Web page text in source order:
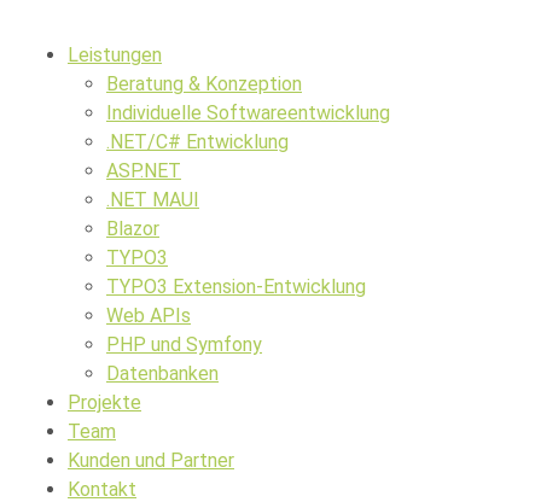
Leistungen
Beratung & Konzeption
Individuelle Softwareentwicklung
.NET/C# Entwicklung
ASP.NET
.NET MAUI
Blazor
TYPO3
TYPO3 Extension-Entwicklung
Web APIs
PHP und Symfony
Datenbanken
Projekte
Team
Kunden und Partner
Kontakt